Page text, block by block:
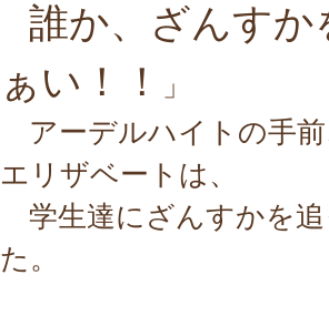
誰か、ざんす
ぁい！！
」
アーデルハイトの手
エリザベートは、
学生達にざんすかを
た。